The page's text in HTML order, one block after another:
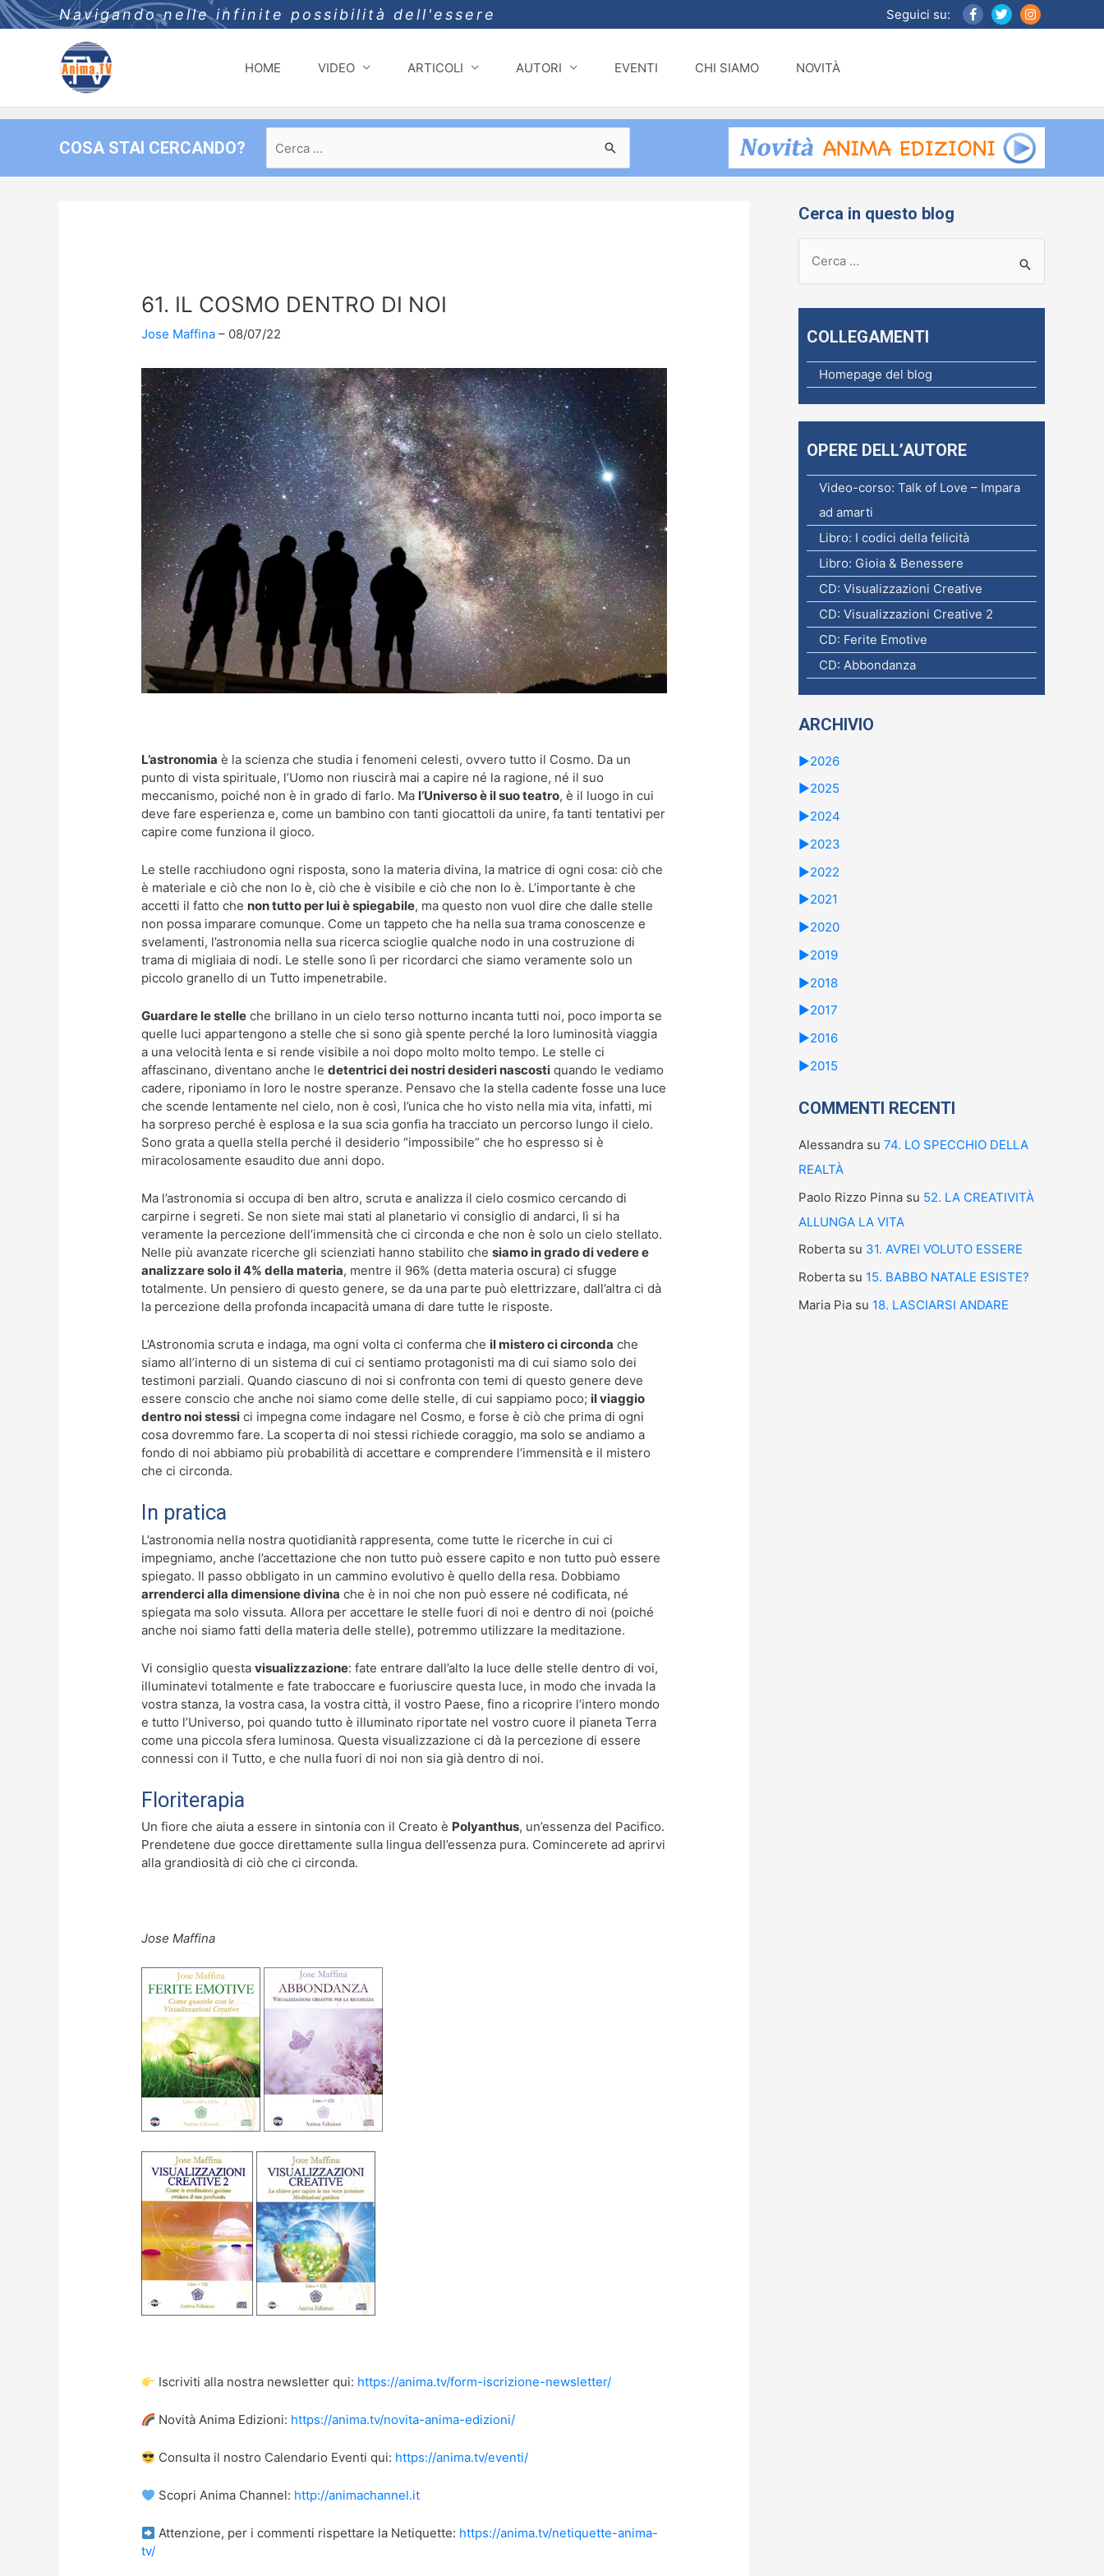
Navigando nelle infinite possibilità dell'essere Seguici su:
HOME VIDEO ARTICOLI AUTORI EVENTI CHI SIAMO NOVITÀ
COSA STAI CERCANDO?
per:
61. IL COSMO DENTRO DI NOI
Jose Maffina 08/07/22
L’astronomia è la scienza che studia i fenomeni celesti, ovvero tutto il Cosmo. Da un
punto di vista spirituale, l’Uomo non riuscirà mai a capire né la ragione, né il suo
meccanismo, poiché non è in grado di farlo. Ma l’Universo è il suo teatro, è il luogo in cui
deve fare esperienza e, come un bambino con tanti giocattoli da unire, fa tanti tentativi per
capire come funziona il gioco.
Le stelle racchiudono ogni risposta, sono la materia divina, la matrice di ogni cosa: ciò che
è materiale e ciò che non lo è, ciò che è visibile e ciò che non lo è. L’importante è che
accetti il fatto che non tutto per lui è spiegabile, ma questo non vuol dire che dalle stelle
non possa imparare comunque. Come un tappeto che ha nella sua trama conoscenze e
svelamenti, l’astronomia nella sua ricerca scioglie qualche nodo in una costruzione di
trama di migliaia di nodi. Le stelle sono lì per ricordarci che siamo veramente solo un
piccolo granello di un Tutto impenetrabile.
Guardare le stelle che brillano in un cielo terso notturno incanta tutti noi, poco importa se
quelle luci appartengono a stelle che si sono già spente perché la loro luminosità viaggia
a una velocità lenta e si rende visibile a noi dopo molto molto tempo. Le stelle ci
affascinano, diventano anche ledetentrici dei nostri desideri nascosti quando le vediamo
cadere, riponiamo in loro le nostre speranze. Pensavo che la stella cadente fosse una luce
che scende lentamente nel cielo, non è così, l’unica che ho visto nella mia vita, infatti, mi
ha sorpreso perché è esplosa e la sua scia gonfia ha tracciato un percorso lungo il cielo.
Sono grata a quella stella perché il desiderio “impossibile” che ho espresso si è
miracolosamente esaudito due anni dopo.
Ma l’astronomia si occupa di ben altro, scruta e analizza il cielo cosmico cercando di
carpirne i segreti. Se non siete mai stati al planetario vi consiglio di andarci, lì si ha
veramente la percezione dell’immensità che ci circonda e che non è solo un cielo stellato.
Nelle più avanzate ricerche gli scienziati hanno stabilito chesiamo in grado di vedere e
analizzare solo il 4% della materia, mentre il 96% (detta materia oscura) ci sfugge
totalmente. Un pensiero di questo genere, se da una parte può elettrizzare, dall’altra ci dà
la percezione della profonda incapacità umana di dare tutte le risposte.
L’Astronomia scruta e indaga, ma ogni volta ci conferma che il mistero ci circonda che
siamo all’interno di un sistema di cui ci sentiamo protagonisti ma di cui siamo solo dei
testimoni parziali. Quando ciascuno di noi si confronta con temi di questo genere deve
essere conscio che anche noi siamo come delle stelle, di cui sappiamo poco; il viaggio
dentro noi stessi ci impegna come indagare nel Cosmo, e forse è ciò che prima di ogni
cosa dovremmo fare. La scoperta di noi stessi richiede coraggio, ma solo se andiamo a
fondo di noi abbiamo più probabilità di accettare e comprendere l’immensità e il mistero
che ci circonda.
In pratica
L’astronomia nella nostra quotidianità rappresenta, come tutte le ricerche in cui ci
impegniamo, anche l’accettazione che non tutto può essere capito e non tutto può essere
spiegato. Il passo obbligato in un cammino evolutivo è quello della resa. Dobbiamo
arrenderci alla dimensione divina che è in noi che non può essere né codificata, né
spiegata ma solo vissuta. Allora per accettare le stelle fuori di noi e dentro di noi (poiché
anche noi siamo fatti della materia delle stelle), potremmo utilizzare la meditazione.
Vi consiglio questavisualizzazione: fate entrare dall’alto la luce delle stelle dentro di voi,
illuminatevi totalmente e fate traboccare e fuoriuscire questa luce, in modo che invada la
vostra stanza, la vostra casa, la vostra città, il vostro Paese, fino a ricoprire l’intero mondo
e tutto l’Universo, poi quando tutto è illuminato riportate nel vostro cuore il pianeta Terra
come una piccola sfera luminosa. Questa visualizzazione ci dà la percezione di essere
connessi con il Tutto, e che nulla fuori di noi non sia già dentro di noi.
Floriterapia
Un fiore che aiuta a essere in sintonia con il Creato è Polyanthus, un’essenza del Pacifico.
Prendetene due gocce direttamente sulla lingua dell’essenza pura. Comincerete ad aprirvi
alla grandiosità di ciò che ci circonda.
Jose Maffina
Iscriviti alla nostra newsletter qui: https://anima.tv/form-iscrizione-newsletter/
Novità Anima Edizioni: https://anima.tv/novita-anima-edizioni/
Consulta il nostro Calendario Eventi qui: https://anima.tv/eventi/
Scopri Anima Channel: http://animachannel.it
Attenzione, per i commenti rispettare la Netiquette: https://anima.tv/netiquette-anima-
tv/
Cerca in questo blog
p
COLLEGAMENTI
Homepage del blog
OPERE DELL’AUTORE
Video-corso: Talk of Love – Impara
ad amarti
Libro: I codici della felicità
Libro: Gioia & Benessere
CD: Visualizzazioni Creative
CD: Visualizzazioni Creative 2
CD: Ferite Emotive
CD: Abbondanza
ARCHIVIO
►2026
►2025
►2024
►2023
►2022
►2021
►2020
►2019
►2018
►2017
►2016
►2015
COMMENTI RECENTI
Alessandra su 74. LO SPECCHIO DELLA
REALTÀ
Paolo Rizzo Pinna su 52. LA CREATIVITÀ
ALLUNGA LA VITA
Roberta su 31. AVREI VOLUTO ESSERE
Roberta su 15. BABBO NATALE ESISTE?
Maria Pia su 18. LASCIARSI ANDARE